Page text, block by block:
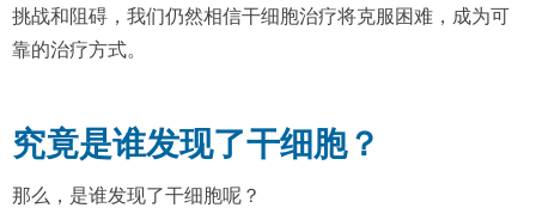
挑战和阻碍，我们仍然相信干细胞治疗将克服困难，成为可
靠的治疗方式。
究竟是谁发现了干细胞？
那么，是谁发现了干细胞呢？